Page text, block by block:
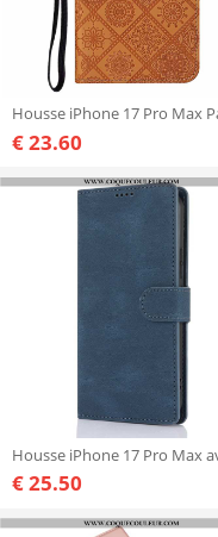
€ 23.60
€ 25.50